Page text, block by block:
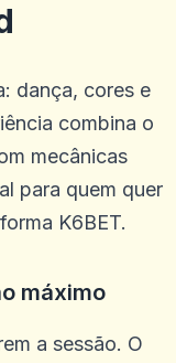
dança, cores e
combina o
mecânicas
para quem quer
K6BET.
máximo
a sessão. O
para qualquer
criptográfico